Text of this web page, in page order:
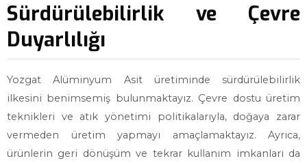
Sürdürülebilirlik ve Çevre
Duyarlılığı
Yozgat Alüminyum Asit üretiminde sürdürülebilirlik
ilkesini benimsemiş bulunmaktayız. Çevre dostu üretim
teknikleri ve atık yönetimi politikalarıyla, doğaya zarar
vermeden üretim yapmayı amaçlamaktayız. Ayrıca,
ürünlerin geri dönüşüm ve tekrar kullanım imkanları da